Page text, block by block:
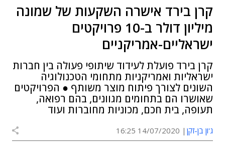
קרן בירד אישרה השקעות של שמונה
מיליון דולר ב-10 פרויקטים
ישראליים-אמריקניים
קרן בירד פועלת לעידוד שיתופי פעולה בין חברות
ישראליות ואמריקניות מתחומי הטכנולוגיה
השונים לצורך פיתוח מוצר משותף ● הפרויקטים
שאושרו הם בתחומים מגוונים, בהם רפואה,
תעופה, בית חכם, מכוניות מחוברות ועוד
ג'ון בן-זקן 14/07/2020 16:25